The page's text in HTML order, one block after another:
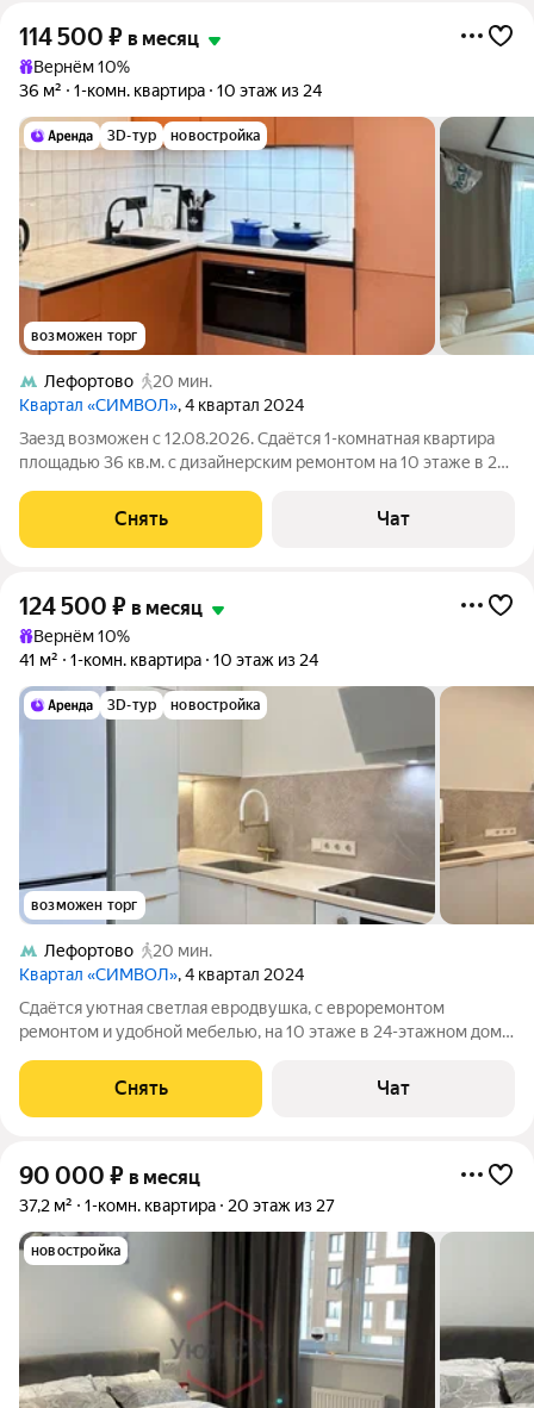
114 500 ₽ в месяц
Вернём 10%
36 м²
1-комн. квартира 10 этаж из 24
3D-тур новостройка
возможен торг
Лефортово
20 мин.
Квартал «СИМВОЛ», 4 квартал 2024
Заезд возможен с 12.08.2026. Сдаётся 1-комнатная квартира
площадью 36 кв.м. с дизайнерским ремонтом на 10 этаже в 24-
Посудомоечная машина
Снять Чат
124 500 ₽ в месяц
Вернём 10%
41 м²
1-комн. квартира 10 этаж из 24
3D-тур новостройка
возможен торг
Лефортово
20 мин.
Квартал «СИМВОЛ», 4 квартал 2024
Сдаётся уютная светлая евродвушка, с евроремонтом
ремонтом и удобной мебелью, на 10 этаже в 24-этажном доме
Стиральная машина Холодильник Посудомоечная машина
Кондиционер Плита Вытяжка Дом -
Снять Чат
90 000 ₽ в месяц
37,2 м² 1-комн. квартира 20 этаж из 27
новостройка